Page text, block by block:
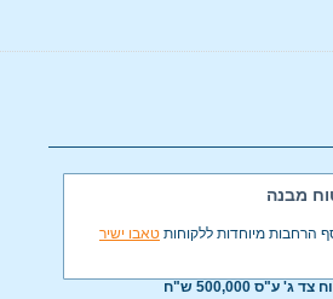
מבנה
הרחבות מיוחדות ללקוחות טאבו ישיר
ג' ע"ס 500,000 ש"ח